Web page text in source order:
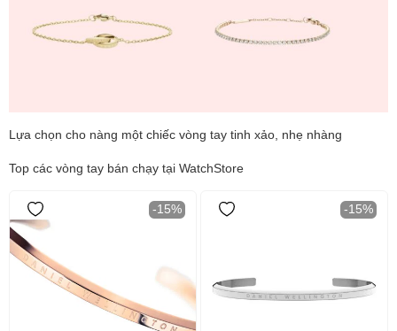
Lựa chọn cho nàng một chiếc vòng tay tinh xảo, nhẹ nhàng
Top các vòng tay bán chạy tại WatchStore
-15% -15%